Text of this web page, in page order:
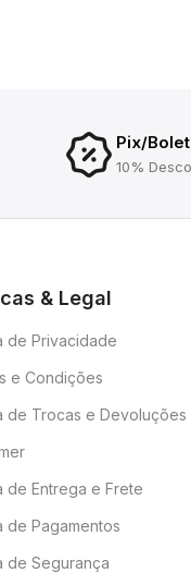
Pix/
10%
& Legal
de Privacidade
e Condições
de Trocas e Devoluções
de Entrega e Frete
de Pagamentos
de Segurança